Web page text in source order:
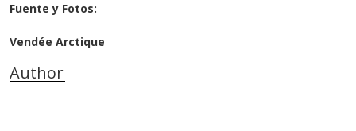
Fuente y Fotos:
Vendée Arctique
Author